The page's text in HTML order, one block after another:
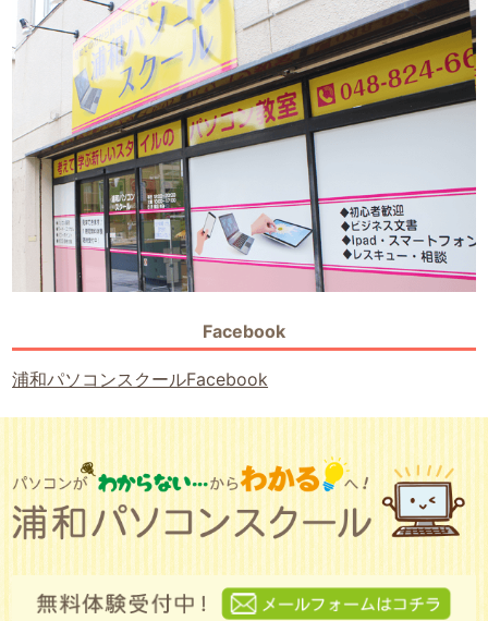
Facebook
浦和パソコンスクールFacebook